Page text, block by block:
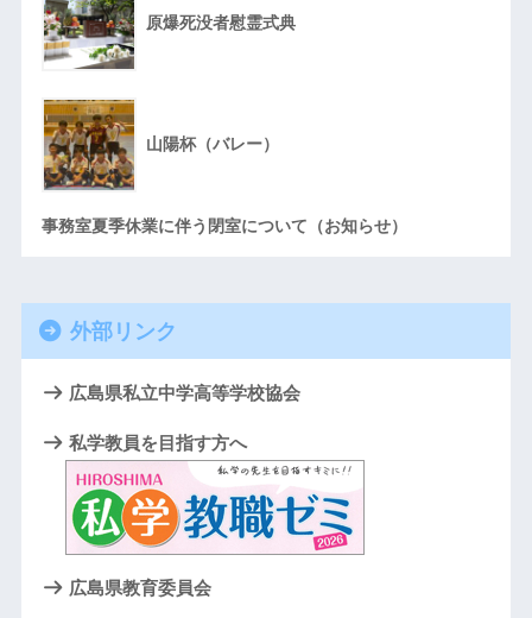
原爆死没者慰霊式典
山陽杯（バレー）
事務室夏季休業に伴う閉室について（お知らせ）
外部リンク
広島県私立中学高等学校協会
私学教員を目指す方へ
広島県教育委員会